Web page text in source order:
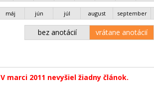
máj jún júl august september
bez anotácií vrátane anotácií
V marci 2011 nevyšiel žiadny článok.